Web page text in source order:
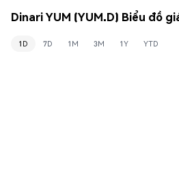
Dinari YUM (YUM.D) Biểu đồ
1D 7D 1M 3M 1Y YTD